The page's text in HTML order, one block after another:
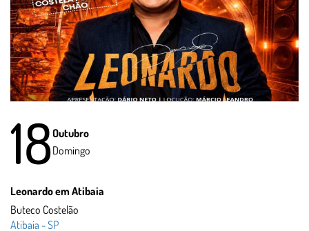
18Outubro
Domingo
Leonardo em Atibaia
Buteco Costelão
Atibaia - SP